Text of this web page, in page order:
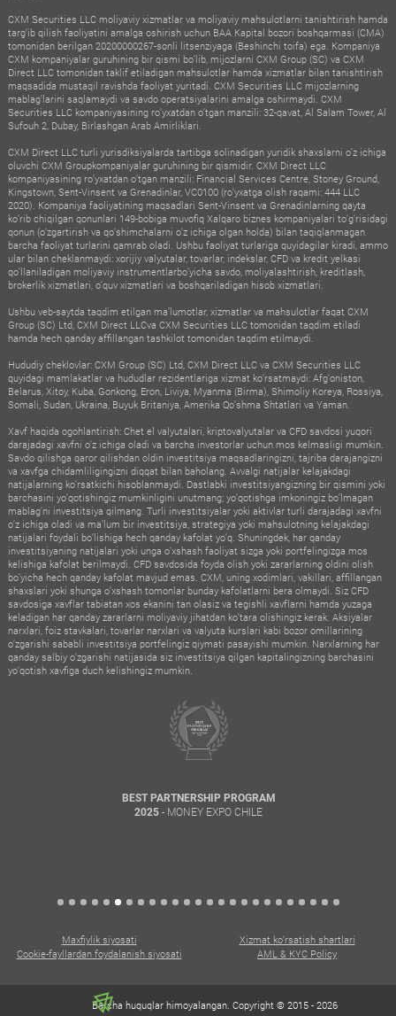
CXM Securities LLC moliyaviy xizmatlar va moliyaviy mahsulotlarni tanishtirish hamda
targ‘ib qilish faoliyatini amalga oshirish uchun BAA Kapital bozori boshqarmasi (CMA)
tomonidan berilgan 20200000267-sonli litsenziyaga (Beshinchi toifa) ega. Kompaniya
CXM kompaniyalar guruhining bir qismi bo‘lib, mijozlarni CXM Group (SC) va CXM
Direct LLC tomonidan taklif etiladigan mahsulotlar hamda xizmatlar bilan tanishtirish
maqsadida mustaqil ravishda faoliyat yuritadi. CXM Securities LLC mijozlarning
mablag‘larini saqlamaydi va savdo operatsiyalarini amalga oshirmaydi. CXM
Securities LLC kompaniyasining ro‘yxatdan o‘tgan manzili: 32-qavat, Al Salam Tower, Al
Sufouh 2, Dubay, Birlashgan Arab Amirliklari.
CXM Direct LLC turli yurisdiksiyalarda tartibga solinadigan yuridik shaxslarni o‘z ichiga
oluvchi CXM Groupkompaniyalar guruhining bir qismidir. CXM Direct LLC
kompaniyasining ro‘yxatdan o‘tgan manzili: Financial Services Centre, Stoney Ground,
Kingstown, Sent-Vinsent va Grenadinlar, VC0100 (ro‘yxatga olish raqami: 444 LLC
2020). Kompaniya faoliyatining maqsadlari Sent-Vinsent va Grenadinlarning qayta
ko‘rib chiqilgan qonunlari 149-bobiga muvofiq Xalqaro biznes kompaniyalari to‘g‘risidagi
qonun (o‘zgartirish va qo‘shimchalarni o‘z ichiga olgan holda) bilan taqiqlanmagan
barcha faoliyat turlarini qamrab oladi. Ushbu faoliyat turlariga quyidagilar kiradi, ammo
ular bilan cheklanmaydi: xorijiy valyutalar, tovarlar, indekslar, CFD va kredit yelkasi
qo‘llaniladigan moliyaviy instrumentlarbo‘yicha savdo, moliyalashtirish, kreditlash,
brokerlik xizmatlari, o‘quv xizmatlari va boshqariladigan hisob xizmatlari.
Ushbu veb-saytda taqdim etilgan ma’lumotlar, xizmatlar va mahsulotlar faqat CXM
Group (SC) Ltd, CXM Direct LLCva CXM Securities LLC tomonidan taqdim etiladi
hamda hech qanday affillangan tashkilot tomonidan taqdim etilmaydi.
Hududiy cheklovlar: CXM Group (SC) Ltd, CXM Direct LLC va CXM Securities LLC
quyidagi mamlakatlar va hududlar rezidentlariga xizmat ko‘rsatmaydi: Afg‘oniston,
Belarus, Xitoy, Kuba, Gonkong, Eron, Liviya, Myanma (Birma), Shimoliy Koreya, Rossiya,
Somali, Sudan, Ukraina, Buyuk Britaniya, Amerika Qo‘shma Shtatlari va Yaman.
Xavf haqida ogohlantirish: Chet el valyutalari, kriptovalyutalar va CFD savdosi yuqori
darajadagi xavfni o‘z ichiga oladi va barcha investorlar uchun mos kelmasligi mumkin.
Savdo qilishga qaror qilishdan oldin investitsiya maqsadlaringizni, tajriba darajangizni
va xavfga chidamliligingizni diqqat bilan baholang. Avvalgi natijalar kelajakdagi
natijalarning ko‘rsatkichi hisoblanmaydi. Dastlabki investitsiyangizning bir qismini yoki
barchasini yo‘qotishingiz mumkinligini unutmang; yo‘qotishga imkoningiz bo‘lmagan
mablag‘ni investitsiya qilmang. Turli investitsiyalar yoki aktivlar turli darajadagi xavfni
o‘z ichiga oladi va ma’lum bir investitsiya, strategiya yoki mahsulotning kelajakdagi
natijalari foydali bo‘lishiga hech qanday kafolat yo‘q. Shuningdek, har qanday
investitsiyaning natijalari yoki unga o‘xshash faoliyat sizga yoki portfelingizga mos
kelishiga kafolat berilmaydi. CFD savdosida foyda olish yoki zararlarning oldini olish
bo‘yicha hech qanday kafolat mavjud emas. CXM, uning xodimlari, vakillari, affillangan
shaxslari yoki shunga o‘xshash tomonlar bunday kafolatlarni bera olmaydi. Siz CFD
savdosiga xavflar tabiatan xos ekanini tan olasiz va tegishli xavflarni hamda yuzaga
keladigan har qanday zararlarni moliyaviy jihatdan ko‘tara olishingiz kerak. Aksiyalar
narxlari, foiz stavkalari, tovarlar narxlari va valyuta kurslari kabi bozor omillarining
o‘zgarishi sababli investitsiya portfelingiz qiymati pasayishi mumkin. Narxlarning har
qanday salbiy o‘zgarishi natijasida siz investitsiya qilgan kapitalingizning barchasini
yo‘qotish xavfiga duch kelishingiz mumkin.
BEST PARTNERSHIP PROGRAM
2025 - MONEY EXPO CHILE
Maxfiylik siyosati
Xizmat ko‘rsatish shartlari
Cookie-fayllardan foydalanish siyosati
AML & KYC Policy
Barcha huquqlar himoyalangan. Copyright © 2015 - 2026